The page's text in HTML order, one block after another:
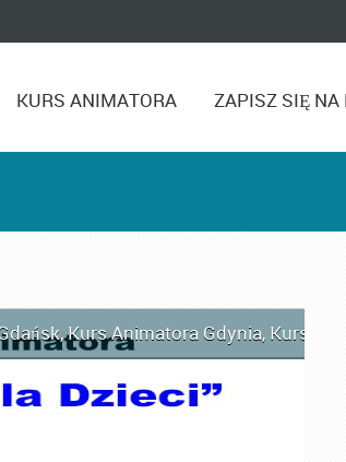
KURS ANIMATORA ZAPISZ SIĘ NA
,Kurs Animatora Gdynia, Kurs